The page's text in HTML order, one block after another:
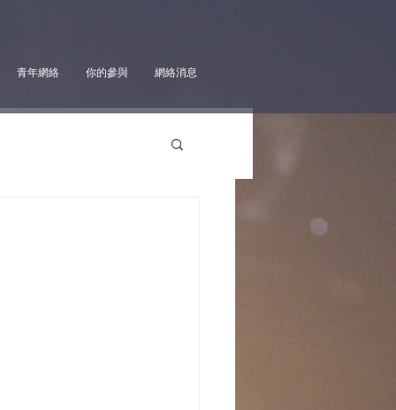
青年網絡 你的參與 網絡消息